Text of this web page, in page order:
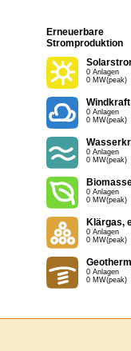
Erneuerbare
Stromproduktion
0 Anlagen
0 MW(peak)
Windkraft
0 Anlagen
0 MW(peak)
0 Anlagen
0 MW(peak)
0 Anlagen
0 MW(peak)
Klärgas,
0 Anlagen
0 MW(peak)
0 Anlagen
0 MW(peak)